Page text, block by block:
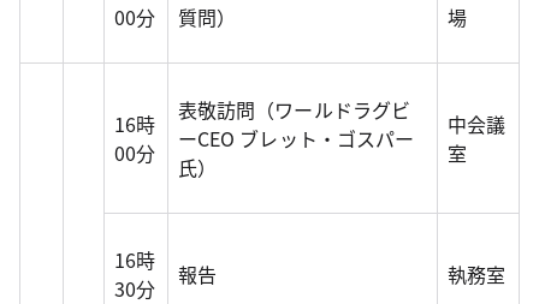
00分
質問）
場
16時
00分
表敬訪問（ワールドラグビ
ーCEO ブレット・ゴスパー
氏）
中会議
室
16時
30分
報告 執務室